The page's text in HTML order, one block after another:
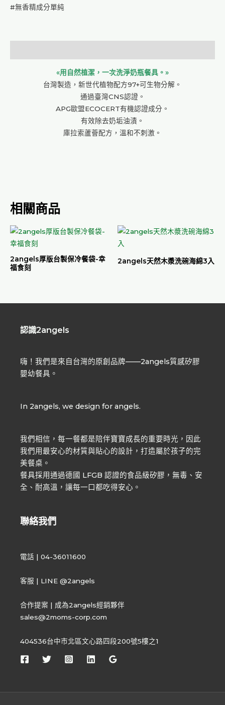
#無香精成分單純
«用自然植潔，一次洗淨奶瓶餐具。»
台灣製造，新世代植物配方97+可生物分解。
通過臺灣CNS認證。
APG歐盟ECOCERT有機認證成分。
有效除去奶垢油漬。
庫拉索蘆薈配方，溫和不刺激。
相關商品
2angels厚版台製保冷餐袋-幸
福食刻
2angels天然木漿洗碗海綿3入
認識2angels
嗨！我們是來自台灣的原創品牌——2angels質感矽膠
嬰幼餐具。
In 2angels, we design for angels.
我們相信，每一餐都是陪伴寶寶成長的重要時光，因此
我們用最安心的材質與貼心的設計，打造屬於孩子的完
美餐桌。
餐具採用通過德國 LFGB 認證的食品級矽膠，無毒、安
全、耐高溫，讓每一口都吃得安心。
聯絡我們
電話 | 04-36011600
客服 | LINE @2angels
合作提案 | 成為2angels經銷夥伴
sales@2moms-corp.com
404536台中市北區文心路四段200號5樓之1